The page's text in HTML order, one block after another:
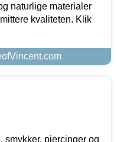
naturlige materialer
kvaliteten. Klik
smykker, piercinger og